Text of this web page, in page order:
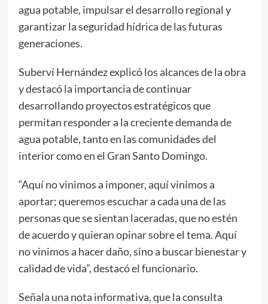
agua potable, impulsar el desarrollo regional y
garantizar la seguridad hídrica de las futuras
generaciones.
Suberví Hernández explicó los alcances de la obra
y destacó la importancia de continuar
desarrollando proyectos estratégicos que
permitan responder a la creciente demanda de
agua potable, tanto en las comunidades del
interior como en el Gran Santo Domingo.
“Aquí no vinimos a imponer, aquí vinimos a
aportar; queremos escuchar a cada una de las
personas que se sientan laceradas, que no estén
de acuerdo y quieran opinar sobre el tema. Aquí
no vinimos a hacer daño, sino a buscar bienestar y
calidad de vida”, destacó el funcionario.
Señala una nota informativa, que la consulta